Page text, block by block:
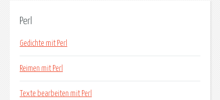
Perl
Gedichte mit Perl
Reimen mit Perl
Texte bearbeiten mit Perl